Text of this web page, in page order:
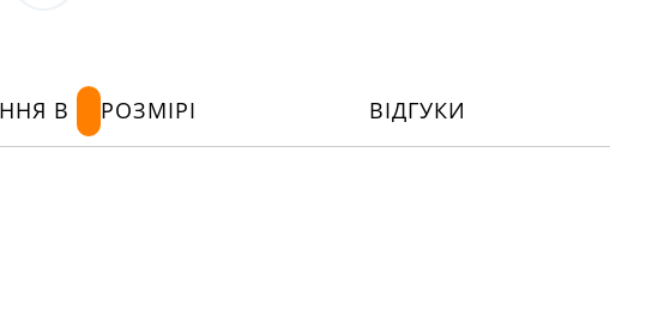
В РОЗМІРІ ВІДГУКИ